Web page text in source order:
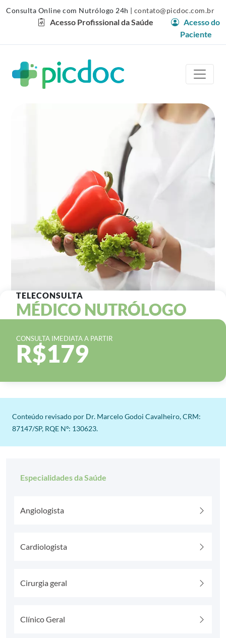
Consulta Online com Nutrólogo 24h | contato@picdoc.com.br
Acesso Profissional da Saúde
Acesso do
Paciente
TELECONSULTA
MÉDICO NUTRÓLOGO
CONSULTA IMEDIATA A PARTIR
R$179
Conteúdo revisado por Dr. Marcelo Godoi Cavalheiro, CRM:
87147/SP, RQE Nº: 130623.
Especialidades da Saúde
Angiologista
Cardiologista
Cirurgia geral
Clínico Geral